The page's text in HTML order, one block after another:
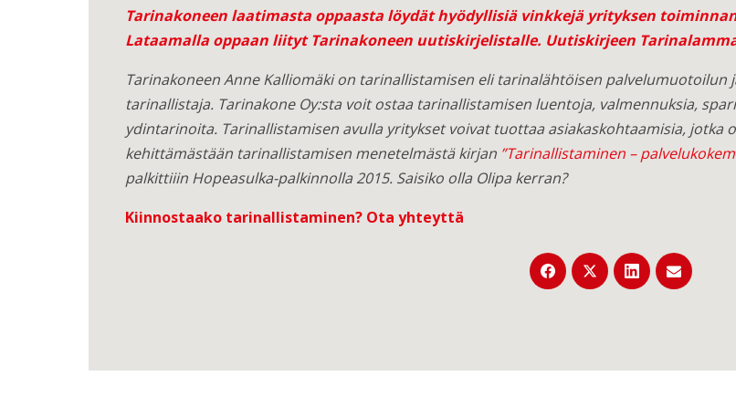
Tarinakoneen laatimasta oppaasta löydät hyödyllisiä vinkkejä yrityksen
Lataamalla oppaan liityt Tarinakoneen uutiskirjelistalle. Uutiskirjeen
Tarinakoneen Anne Kalliomäki on tarinallistamisen eli tarinalähtöisen
tarinallistaja. Tarinakone Oy:sta voit ostaa tarinallistamisen luentoja, valmennuksia,
ydintarinoita. Tarinallistamisen avulla yritykset voivat tuottaa asiakaskohtaamisia,
kehittämästään tarinallistamisen menetelmästä kirjan ”Tarinallistaminen –
palkittiiin Hopeasulka-palkinnolla 2015. Saisiko olla Olipa kerran?
Kiinnostaako tarinallistaminen? Ota yhteyttä